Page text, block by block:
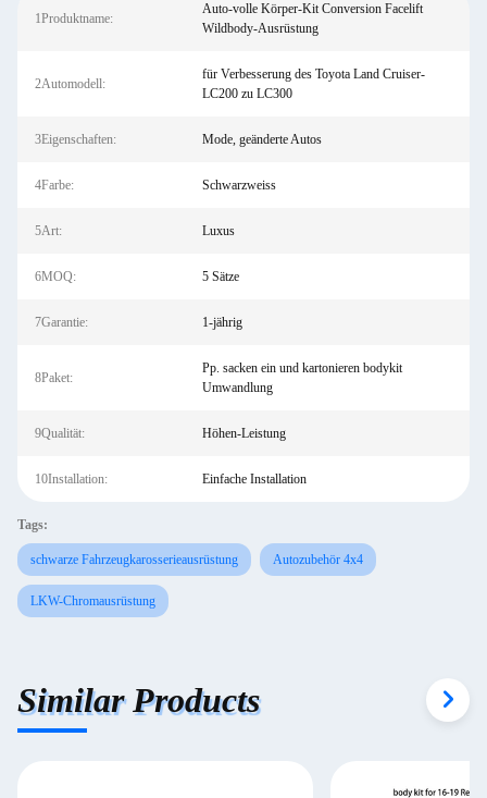
1Produktname:
Auto-volle Körper-Kit Conversion Facelift
Wildbody-Ausrüstung
2Automodell:
für Verbesserung des Toyota Land Cruiser-
LC200 zu LC300
3Eigenschaften: Mode, geänderte Autos
4Farbe: Schwarzweiss
5Art: Luxus
6MOQ: 5 Sätze
7Garantie: 1-jährig
8Paket:
Pp. sacken ein und kartonieren bodykit
Umwandlung
9Qualität: Höhen-Leistung
10Installation: Einfache Installation
Tags:
schwarze Fahrzeugkarosserieausrüstung Autozubehör 4x4
LKW-Chromausrüstung
Similar Products